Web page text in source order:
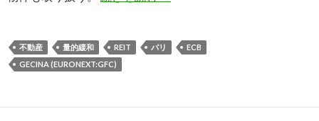
不動産 量的緩和 REIT パリ
ECB
GECINA (EURONEXT:GFC)